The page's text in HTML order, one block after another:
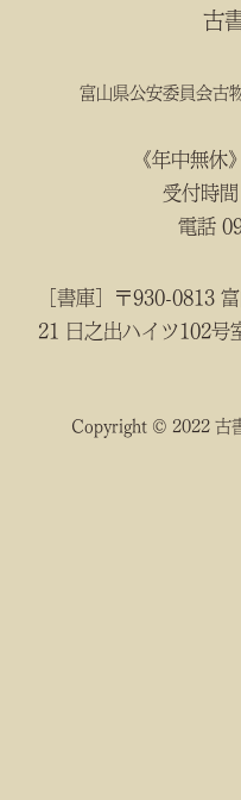
古
富山県公安委員会古
《年中無
受付時
電話
［書庫］〒930-0813
21 日之出ハイツ102号
Copyright © 2022 古